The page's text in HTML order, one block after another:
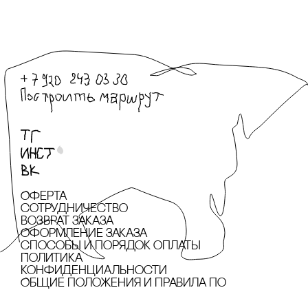
Оферта
сотрудничество
Возврат заказа
Оформление заказа
cпособы и порядок оплаты
Политика
конфиденциальности
Общие положения и правила по